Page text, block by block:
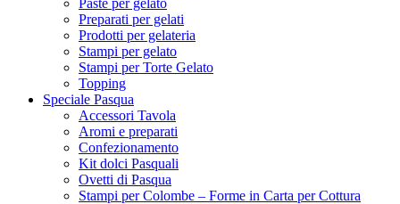
Paste per gelato
Preparati per gelati
Prodotti per gelateria
Stampi per gelato
Stampi per Torte Gelato
Topping
Speciale Pasqua
Accessori Tavola
Aromi e preparati
Confezionamento
Kit dolci Pasquali
Ovetti di Pasqua
Stampi per Colombe – Forme in Carta per Cottura